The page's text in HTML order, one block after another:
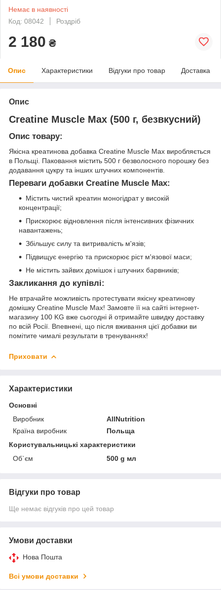
Немає в наявності
Код: 08042
Роздріб
2 180 ₴
Опис Характеристики Відгуки про товар Доставка
Опис
Creatine Muscle Max (500 г, безвкусний)
Опис товару:
Якісна креатинова добавка Creatine Muscle Max виробляється
в Польщі. Паковання містить 500 г безволосного порошку без
додавання цукру та інших штучних компонентів.
Переваги добавки Creatine Muscle Max:
Містить чистий креатин моногідрат у високій
концентрації;
Прискорює відновлення після інтенсивних фізичних
навантажень;
Збільшує силу та витривалість м'язів;
Підвищує енергію та прискорює ріст м'язової маси;
Не містить зайвих домішок і штучних барвників;
Закликання до купівлі:
Не втрачайте можливість протестувати якісну креатинову
домішку Creatine Muscle Max! Замовте її на сайті інтернет-
магазину 100 KG вже сьогодні й отримайте швидку доставку
по всій Росії. Впевнені, що після вживання цієї добавки ви
помітите чималі результати в тренуваннях!
Приховати
Характеристики
Основні
Виробник
AllNutrition
Країна виробник
Польща
Користувальницькі характеристики
Об`єм
500 g мл
Відгуки про товар
Ще немає відгуків про цей товар
Умови доставки
Нова Пошта
Всі умови доставки